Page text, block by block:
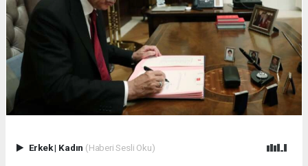
Erkek| Kadın (Haberi Sesli Oku)